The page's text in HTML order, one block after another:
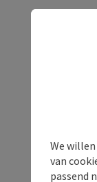
We
van
passend